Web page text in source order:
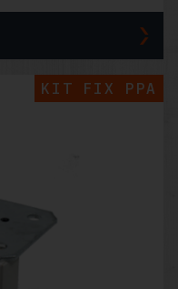
KIT FIX PPA